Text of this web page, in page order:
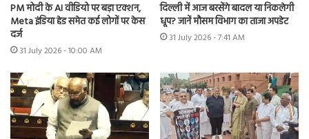
PM मोदी के AI वीडियो पर बड़ा एक्शन,
Meta इंडिया हेड समेत कई लोगों पर केस
दर्ज
31 July 2026 - 10:00 AM
दिल्ली में आज बरसेंगे बादल या निकलेगी
धूप? जानें मौसम विभाग का ताजा अपडेट
31 July 2026 - 7:41 AM